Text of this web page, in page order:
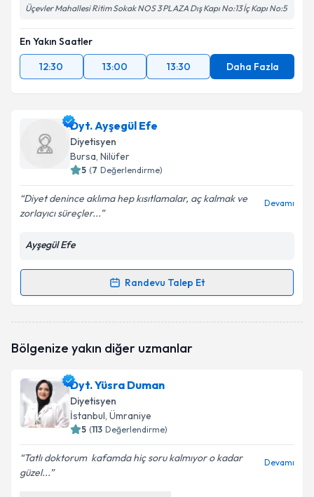
Üçevler Mahallesi Ritim Sokak NOS 3 PLAZA Dış Kapı No:13 İç Kapı No:5
En Yakın Saatler
12:30
13:00 13:30 Daha Fazla
Dyt. Ayşegül Efe
Diyetisyen
Bursa, Nilüfer
5 (7 Değerlendirme)
Diyet denince aklıma hep kısıtlamalar, aç kalmak ve
zorlayıcı süreçler...
Devamı
Ayşegül Efe
Randevu Talep Et
Randevu Takvimi Talebi
Size bu uzmandan randevu almanız için bir takvim
E-posta Adresiniz
Kişisel verilerimin işlenmesine ilişkinAydınlatma
Bölgenize yakın diğer uzmanlar
Dyt. Yüsra Duman
Diyetisyen
İstanbul, Ümraniye
5 (113 Değerlendirme)
Tatlı doktorum ️ kafamda hiç soru kalmıyor o kadar
güzel...
Devamı